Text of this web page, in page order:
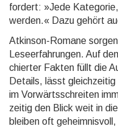
fordert: »Jede
werden.« Dazu gehört
Atkinson-Romane
Lese­erfah­run­gen. Auf
chier­ter Fakten füllt die
Details, lässt
im Vor­wärts­schrei­ten
zeitig den Blick weit in
bleiben oft